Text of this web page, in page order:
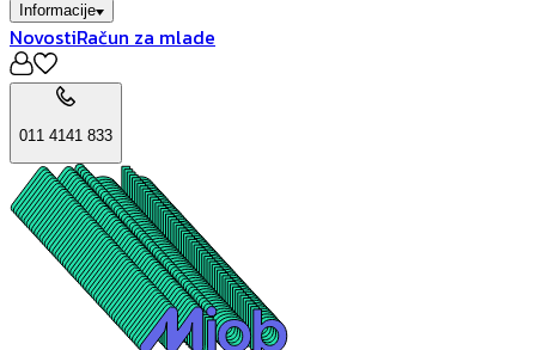
Informacije
NovostiRačun za mlade
011 4141 833